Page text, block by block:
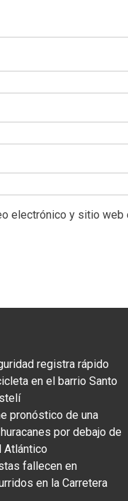
electrónico y sitio
registra rápido
en el barrio Santo
pronóstico de una
por debajo de
Atlántico
fallecen en
en la Carretera